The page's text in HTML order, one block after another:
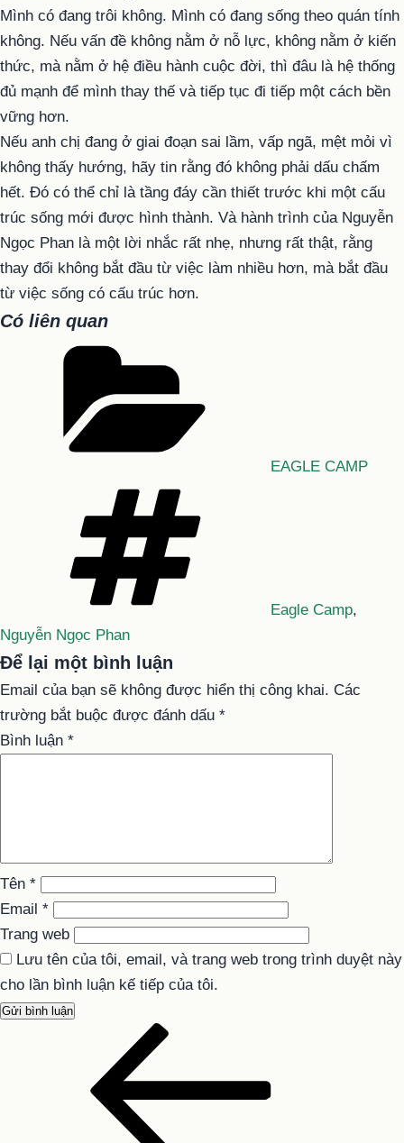
Mình có đang trôi không. Mình có đang sống theo quán tính
không. Nếu vấn đề không nằm ở nỗ lực, không nằm ở kiến
thức, mà nằm ở hệ điều hành cuộc đời, thì đâu là hệ thống
đủ mạnh để mình thay thế và tiếp tục đi tiếp một cách bền
vững hơn.
Nếu anh chị đang ở giai đoạn sai lầm, vấp ngã, mệt mỏi vì
không thấy hướng, hãy tin rằng đó không phải dấu chấm
hết. Đó có thể chỉ là tầng đáy cần thiết trước khi một cấu
trúc sống mới được hình thành. Và hành trình của Nguyễn
Ngọc Phan là một lời nhắc rất nhẹ, nhưng rất thật, rằng
thay đổi không bắt đầu từ việc làm nhiều hơn, mà bắt đầu
từ việc sống có cấu trúc hơn.
Có liên quan
EAGLE CAMP
Eagle Camp,
Nguyễn Ngọc Phan
Để lại một bình luận
Email của bạn sẽ không được hiển thị công khai. Các
trường bắt buộc được đánh dấu *
Bình luận *
Tên *
Email *
Trang web
Lưu tên của tôi, email, và trang web trong trình duyệt này
cho lần bình luận kế tiếp của tôi.